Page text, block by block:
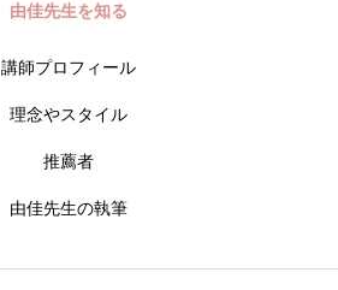
由佳先生を知る
講師プロフィール
理念やスタイル
推薦者
由佳先生の執筆